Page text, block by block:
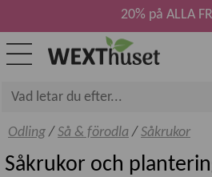
20% på ALLA
Odling/ Så & förodla / Såkrukor
Såkrukor och